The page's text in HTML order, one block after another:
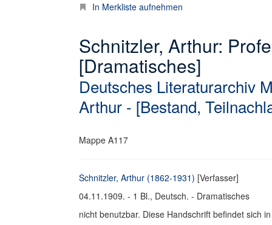
In Merkliste aufnehmen
Schnitzler, Arthur:
[Dramatisches]
Deutsches Literaturarchiv
Arthur - [Bestand,
Mappe A117
Schnitzler, Arthur (1862-1931) [Verfasser]
04.11.1909. - 1 Bl., Deutsch. - Dramatisches
nicht benutzbar. Diese Handschrift befindet sich